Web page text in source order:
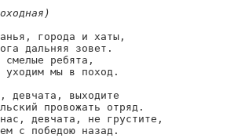
города и хаты,
дальняя зовет.
смелые ребята,
уходим мы в поход.
девчата, выходите
провожать отряд.
девчата, не грустите,
с победою назад.